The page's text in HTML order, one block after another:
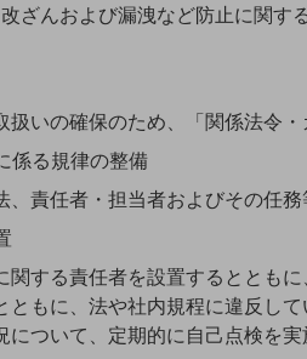
ざんおよび漏洩など防止に関
扱いの確保のため、「関係法令
係る規律の整備
責任者・担当者およびその任
関する責任者を設置するととも
ともに、法や社内規程に違反し
ついて、定期的に自己点検を